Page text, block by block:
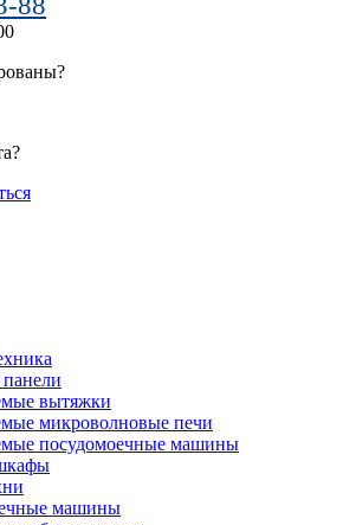
вытяжки
микроволновые печи
посудомоечные машины
машины